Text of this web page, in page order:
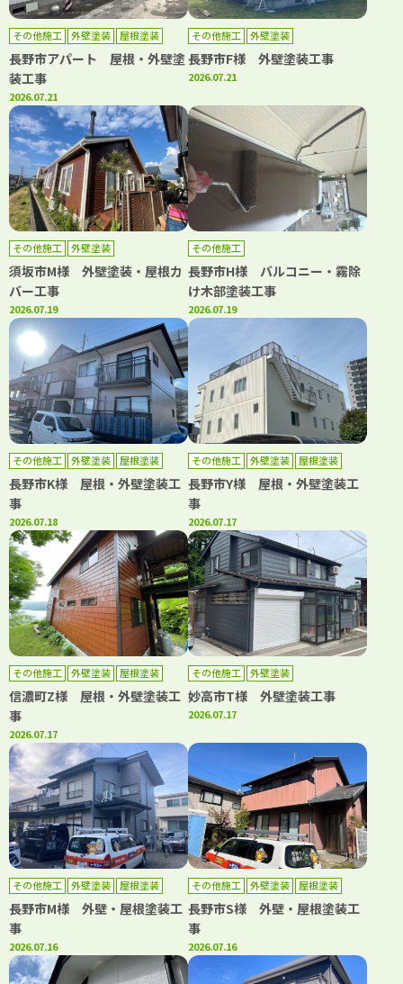
その他施工 外壁塗装 屋根塗装
長野市アパート 屋根・外壁塗
装工事
2026.07.21
その他施工 外壁塗装
長野市F様 外壁塗装工事
2026.07.21
その他施工 外壁塗装
須坂市M様 外壁塗装・屋根カ
バー工事
2026.07.19
その他施工
長野市H様 バルコニー・霧除
け木部塗装工事
2026.07.19
その他施工 外壁塗装 屋根塗装
長野市K様 屋根・外壁塗装工
事
2026.07.18
その他施工 外壁塗装 屋根塗装
長野市Y様 屋根・外壁塗装工
事
2026.07.17
その他施工 外壁塗装 屋根塗装
信濃町Z様 屋根・外壁塗装工
事
2026.07.17
その他施工 外壁塗装
妙高市T様 外壁塗装工事
2026.07.17
その他施工 外壁塗装 屋根塗装
長野市M様 外壁・屋根塗装工
事
2026.07.16
その他施工 外壁塗装 屋根塗装
長野市S様 外壁・屋根塗装工
事
2026.07.16